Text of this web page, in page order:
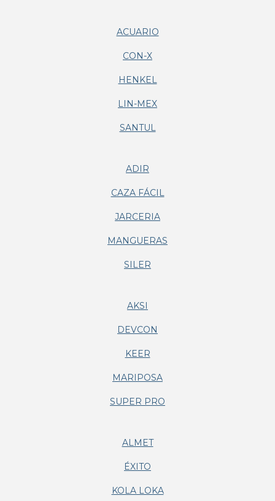
ACUARIO
CON-X
HENKEL
LIN-MEX
SANTUL
ADIR
CAZA FÁCIL
JARCERIA
MANGUERAS
SILER
AKSI
DEVCON
KEER
MARIPOSA
SUPER PRO
ALMET
ÉXITO
KOLA LOKA